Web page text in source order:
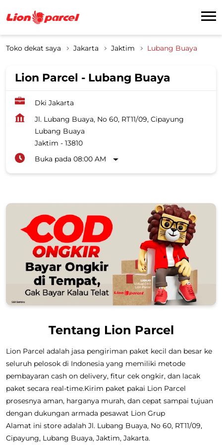
Toko dekat saya Jakarta Jaktim Lubang Buaya
Lion Parcel - Lubang Buaya
Dki Jakarta
Jl. Lubang Buaya, No 60, RT11/09, Cipayung
Lubang Buaya
Jaktim - 13810
Buka pada 08:00 AM
Tentang Lion Parcel
Lion Parcel adalah jasa pengiriman paket kecil dan besar ke
seluruh pelosok di Indonesia yang memiliki metode
pembayaran cash on delivery, fitur cek ongkir, dan lacak
paket secara real-time.Kirim paket pakai Lion Parcel
prosesnya aman, harganya murah, dan cepat sampai tujuan
Alamat ini store adalah Jl. Lubang Buaya, No 60, RT11/09,
Cipayung, Lubang Buaya, Jaktim, Jakarta.
Layanan Pengiriman